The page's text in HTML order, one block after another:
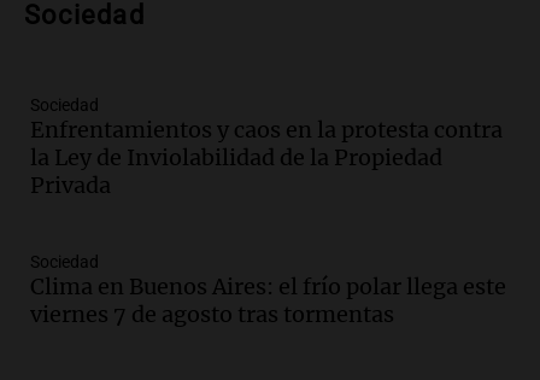
Episodios
sea, va a ser lindo”
La Cadena del Gol
Episodios
Audio.
mano es muy peligroso”
La Argentina, hoy
Episodios
Sociedad
Sociedad
Enfrentamientos y caos en la protesta contra
la Ley de Inviolabilidad de la Propiedad
Privada
Sociedad
Clima en Buenos Aires: el frío polar llega este
viernes 7 de agosto tras tormentas